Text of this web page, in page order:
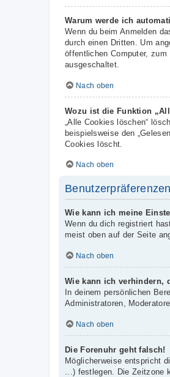
Warum werde ich
Wenn du beim Anmelden
durch einen Dritten. Um
öffentlichen Computer,
ausgeschaltet.
Nach oben
Wozu ist die Funktion
„Alle Cookies löschen“
beispielsweise den
Cookies löscht.
Nach oben
Wie kann ich meine
Wenn du dich registriert
meist oben auf der Seite
Nach oben
Wie kann ich verhindern,
In deinem persönlichen
Administratoren,
Nach oben
Die Forenuhr geht falsch!
Möglicherweise entspricht
...) festlegen. Die